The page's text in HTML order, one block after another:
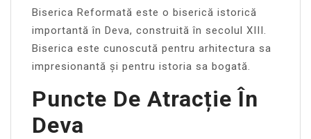
Biserica Reformată este o biserică istorică
importantă în Deva, construită în secolul XIII.
Biserica este cunoscută pentru arhitectura sa
impresionantă și pentru istoria sa bogată.
Puncte De Atracție În
Deva